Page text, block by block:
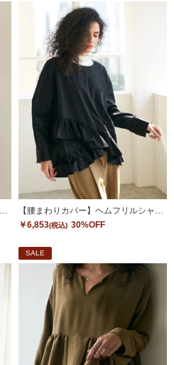
【腰まわりカバー】ヘムフリルシャツトップス
【腰まわりカバー】ヘムフリルシャツトップス
￥6,853(税込) 30%OFF
SALE